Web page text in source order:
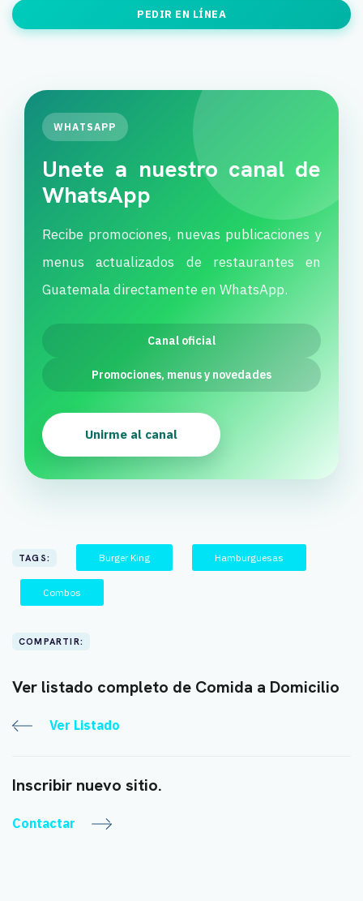
PEDIR EN LÍNEA
WHATSAPP
Unete a nuestro canal de
WhatsApp
Recibe promociones, nuevas publicaciones y
menus actualizados de restaurantes en
Guatemala directamente en WhatsApp.
Canal oficial
Promociones, menus y novedades
Unirme al canal
TAGS: Burger King Hamburguesas
Combos
COMPARTIR:
Ver listado completo de Comida a Domicilio
Ver Listado
Inscribir nuevo sitio.
Contactar